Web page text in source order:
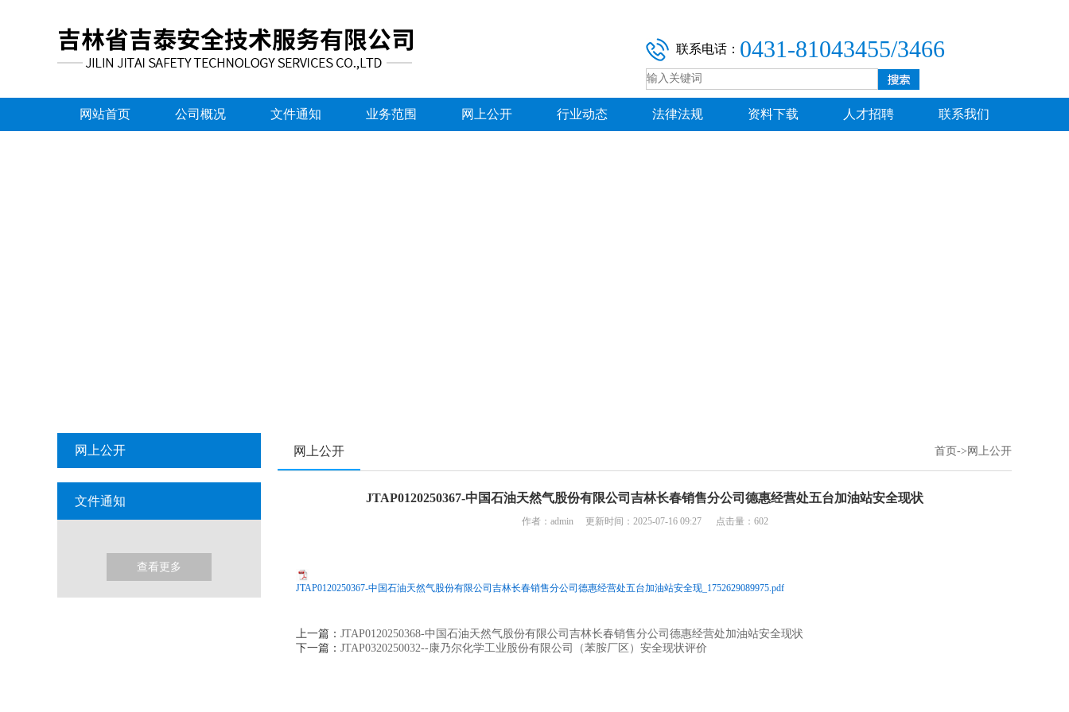
联系电话： 0431-81043455/3466
网站首页 公司概况 文件通知 业务范围 网上公开 行业动态 法律法规 资料下载 人才招聘 联系我们
网上公开
文件通知
查看更多
网上公开 首页 -> 网上公开
JTAP0120250367-中国石油天然气股份有限公司吉林长春销售分公司德惠经营处五台加油站安全现状
作者：admin 更新时间：2025-07-16 09:27 点击量：602
JTAP0120250367-中国石油天然气股份有限公司吉林长春销售分公司德惠经营处五台加油站安全现_1752629089975.pdf
上一篇：JTAP0120250368-中国石油天然气股份有限公司吉林长春销售分公司德惠经营处加油站安全现状
下一篇：JTAP0320250032--康乃尔化学工业股份有限公司（苯胺厂区）安全现状评价